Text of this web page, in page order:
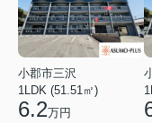
小郡市三沢
1LDK (51.51㎡)
6.2万円